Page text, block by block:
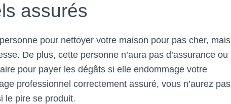
assurés
pour nettoyer votre maison pour pas cher, mais
De plus, cette personne n’aura pas d’assurance ou
pour payer les dégâts si elle endommage votre
professionnel correctement assuré, vous n’aurez pas
le pire se produit.